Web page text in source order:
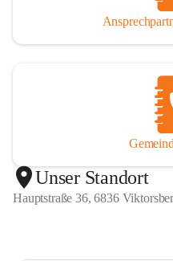
Unser Standort
Hauptstraße 36, 6836